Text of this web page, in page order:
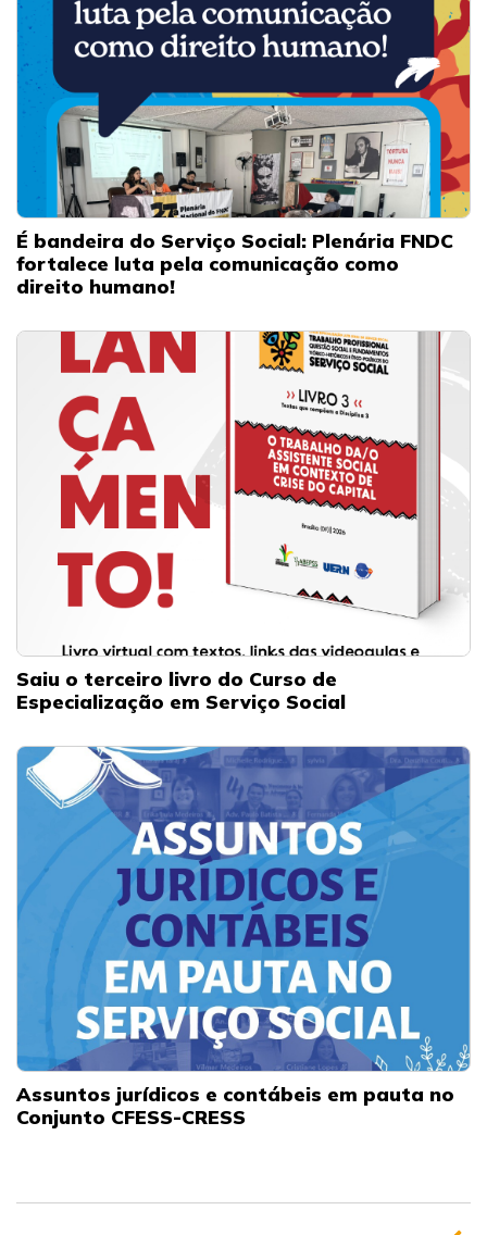
É bandeira do Serviço Social: Plenária FNDC
fortalece luta pela comunicação como
direito humano!
Saiu o terceiro livro do Curso de
Especialização em Serviço Social
Assuntos jurídicos e contábeis em pauta no
Conjunto CFESS-CRESS